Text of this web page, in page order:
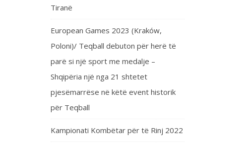
Tiranë
European Games 2023 (Kraków,
Poloni)/ Teqball debuton për herë të
parë si një sport me medalje –
Shqipëria një nga 21 shtetet
pjesëmarrëse në këtë event historik
për Teqball
Kampionati Kombëtar për të Rinj 2022